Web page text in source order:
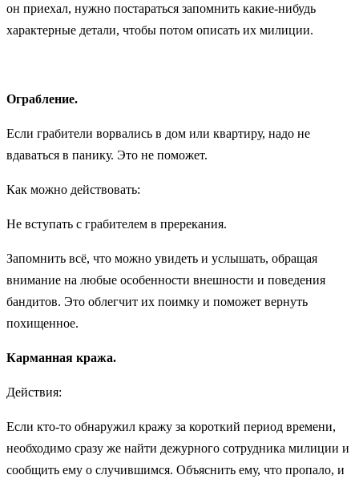
он приехал, нужно постараться запомнить какие-нибудь
характерные детали, чтобы потом описать их милиции.
Ограбление.
Если грабители ворвались в дом или квартиру, надо не
вдаваться в панику. Это не поможет.
Как можно действовать:
Не вступать с грабителем в пререкания.
Запомнить всё, что можно увидеть и услышать, обращая
внимание на любые особенности внешности и поведения
бандитов. Это облегчит их поимку и поможет вернуть
похищенное.
Карманная кража.
Действия:
Если кто-то обнаружил кражу за короткий период времени,
необходимо сразу же найти дежурного сотрудника милиции и
сообщить ему о случившимся. Объяснить ему, что пропало, и